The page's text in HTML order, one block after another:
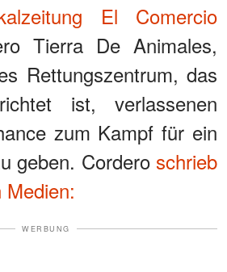
El Comercio
Tierra De Animales,
Rettungszentrum, das
ist, verlassenen
zum Kampf für ein
geben. Cordero schrieb
WERBUNG